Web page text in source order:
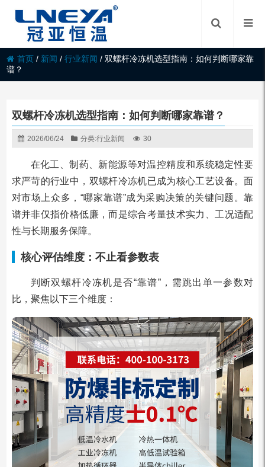
首页 / 新闻 /行业新闻 /双螺杆冷冻机选型指南：如何判断哪家靠
谱？
双螺杆冷冻机选型指南：如何判断哪家靠谱？
2026/06/24 分类:行业新闻 30
在化工、制药、新能源等对温控精度和系统稳定性要
求严苛的行业中，双螺杆冷冻机已成为核心工艺设备。面
对市场上众多，“哪家靠谱”成为采购决策的关键问题。靠
谱并非仅指价格低廉，而是综合考量技术实力、工况适配
性与长期服务保障。
核心评估维度：不止看参数表
判断双螺杆冷冻机是否“靠谱”，需跳出单一参数对
比，聚焦以下三个维度：